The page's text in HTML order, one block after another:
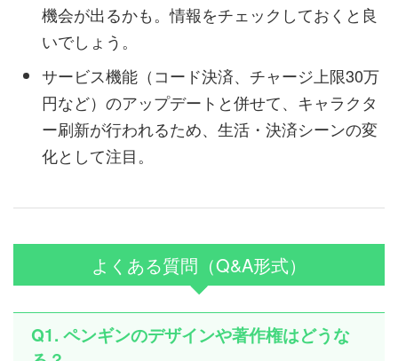
機会が出るかも。情報をチェックしておくと良
いでしょう。
サービス機能（コード決済、チャージ上限30万
円など）のアップデートと併せて、キャラクタ
ー刷新が行われるため、生活・決済シーンの変
化として注目。
よくある質問（Q&A形式）
Q1. ペンギンのデザインや著作権はどうな